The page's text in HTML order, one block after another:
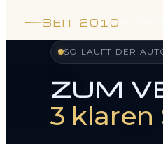
SEIT 2010
SO LÄUFT DER
ZUM
3